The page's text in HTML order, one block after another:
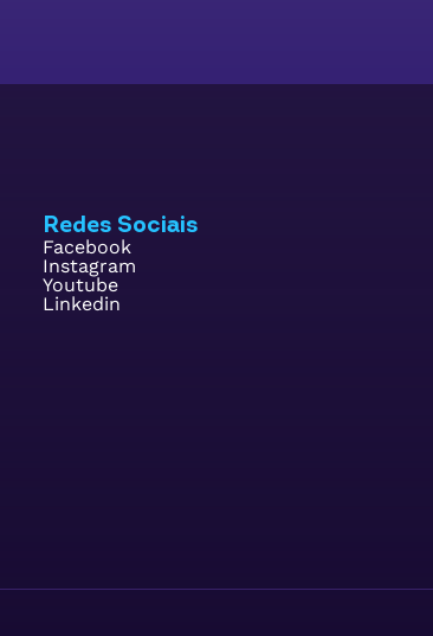
Redes Sociais
Facebook
Instagram
Youtube
Linkedin